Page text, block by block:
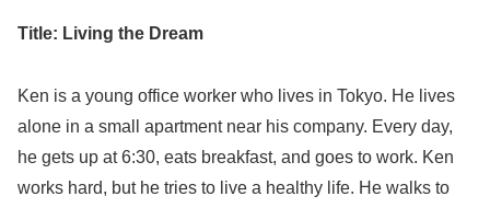
Title: Living the Dream
Ken is a young office worker who lives in Tokyo. He lives
alone in a small apartment near his company. Every day,
he gets up at 6:30, eats breakfast, and goes to work. Ken
works hard, but he tries to live a healthy life. He walks to